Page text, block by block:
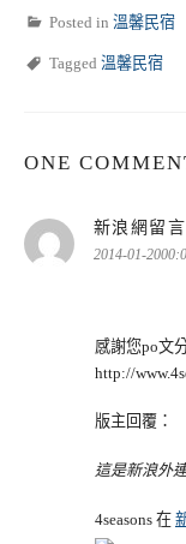
Posted in 溫馨民宿
Tagged 溫馨民宿
ONE
新浪網留言
2014-01-
感謝您po文
http://
版主回覆：
這是新浪外
4seasons 在